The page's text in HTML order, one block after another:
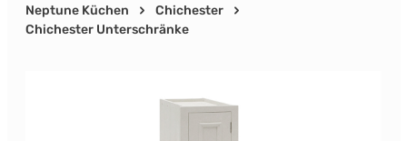
Neptune Küchen
Chichester
Chichester Unterschränke